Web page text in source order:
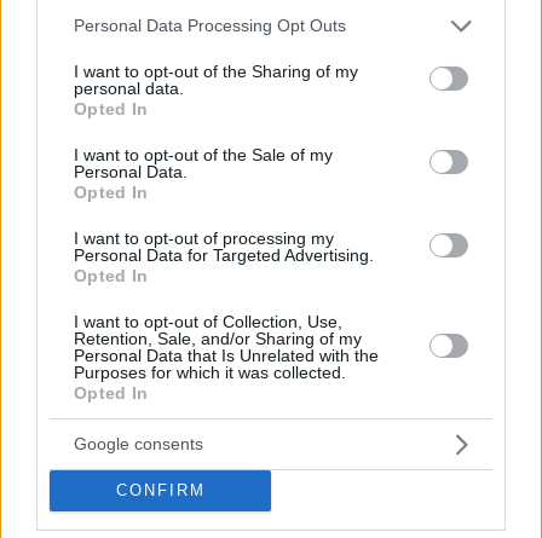
Please note that this website/app uses one or more Google
not limited to your visit or usage behaviour. You may click to
grant or deny consent to Google and its third-party tags to
use your data for below specified purposes in below Google
consent section.
Personal Data Processing Opt Outs
I want to opt-out of the Sharing of my
personal data.
Opted In
I want to opt-out of the Sale of my
Personal Data.
Opted In
I want to opt-out of processing my
Personal Data for Targeted Advertising.
Opted In
I want to opt-out of Collection, Use,
Retention, Sale, and/or Sharing of my
Personal Data that Is Unrelated with the
Purposes for which it was collected.
Opted In
Google consents
CONFIRM
Ημερίδα για την προστασία των ανθρωπίνων
δικαιωμάτων από το Σύνταγμα
Ειδική εκδήλωση με αφορμή την κυκλοφορία του
πρώτου τόμου της κατ' άρθρον ερμηνείας του
29.01.2025, 17:46 3